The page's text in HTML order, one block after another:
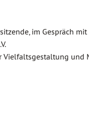
im Gespräch mit
Vielfaltsgestaltung und